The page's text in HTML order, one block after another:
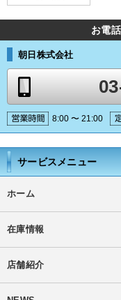
お電
朝日株式会社
8:00 〜 21:00
サービスメニュー
ホーム
在庫情報
店舗紹介